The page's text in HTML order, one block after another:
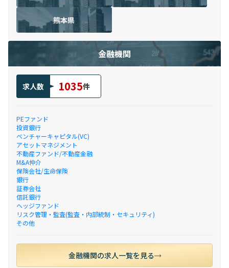
熊本県
金融機関
求人数 1035件
PEファンド
投資銀行
ベンチャーキャピタル(VC)
アセットマネジメント
不動産ファンド/不動産金融
M&A仲介
保険会社/生命保険
銀行
証券会社
信託銀行
ヘッジファンド
リスク管理・監査(監査・内部統制・セキュリティ)
その他
金融機関の求人一覧を見る